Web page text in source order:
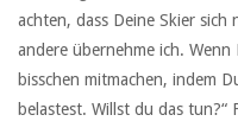
achten, dass Deine Skier
andere übernehme ich.
bisschen mitmachen, indem
belastest. Willst du das tun?“